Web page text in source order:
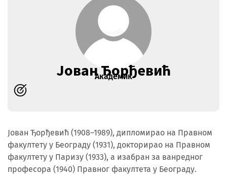
Јован Ђорђевић
Академик
Јован Ђорђевић (1908–1989), дипломирао на Правном
факултету у Београду (1931), докторирао на Правном
факултету у Паризу (1933), а изабран за ванредног
професора (1940) Правног факултета у Београду.